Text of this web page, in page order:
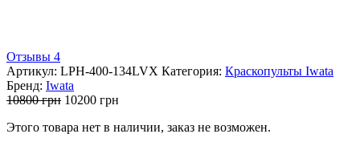
Отзывы 4
Артикул: LPH-400-134LVX Категория: Краскопульты Iwata
Бренд: Iwata
10800грн Первоначальная
составляла
10200 грн
10200 грн.
Этого товара нет в наличии, заказ не возможен.